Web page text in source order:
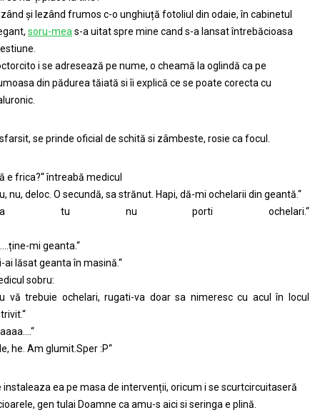
și lezând frumos c-o unghiuță fotoliul din odaie, în cabinetul
soru-meas-a uitat spre mine cand s-a lansat întrebăcioasa
i se adresează pe nume, o cheamă la oglindă ca pe
din pădurea tăiată si îi explică ce se poate corecta cu
se prinde oficial de schită si zâmbeste, rosie ca focul.
e frica?“ întreabă medicul
nu, deloc. O secundă, sa strănut. Hapi, dă-mi ochelarii din geantă.“
tu nu porti ochelari.“
mi geanta.“
ai lăsat geanta în masină.“
sobru:
vă trebuie ochelari, rugati-va doar sa nimeresc cu acul în locul
he. Am glumit.Sper :P“
instaleaza ea pe masa de intervenții, oricum i se scurtcircuitaseră
gen tulai Doamne ca amu-s aici si seringa e plină.